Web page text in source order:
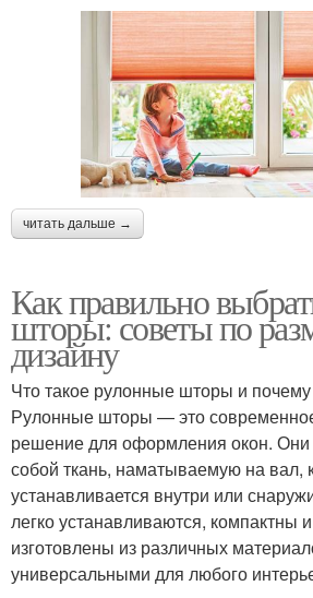
читать дальше →
Как правильно
шторы: советы по
дизайну
Что такое рулонные шторы и
Рулонные шторы — это
решение для оформления окон. Они
собой ткань, наматываемую на вал,
устанавливается внутри или
легко устанавливаются, компактны
изготовлены из различных
универсальными для любого